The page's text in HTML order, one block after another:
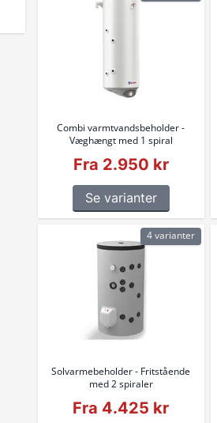
Combi varmtvandsbeholder -
Væghængt med 1 spiral
Fra 2.950 kr
Se varianter
Solvarmebeholder - Fritstående
med 2 spiraler
Fra 4.425 kr
4 varianter